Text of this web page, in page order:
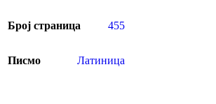
Број страница 455
Писмо Латиница